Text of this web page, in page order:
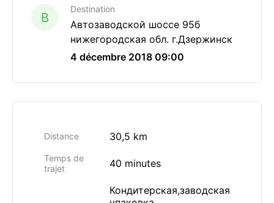
B
Destination
Автозаводской шоссе 95б
нижегородская обл. г.Дзержинск
4 décembre 2018 09:00
Distance 30,5 km
Temps de
trajet
40 minutes
Кондитерская,заводская